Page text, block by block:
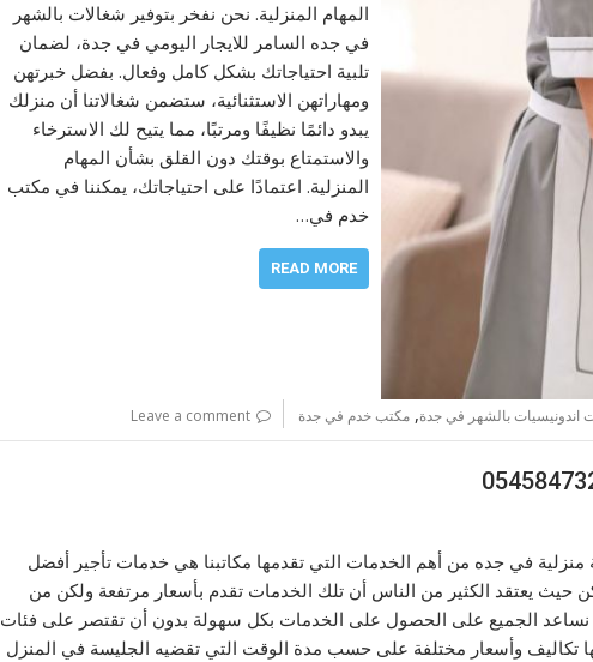
المهام المنزلية. نحن نفخر بتوفير شغالات بالشهر
في جده السامر للايجار اليومي في جدة، لضمان
تلبية احتياجاتك بشكل كامل وفعال. بفضل خبرتهن
ومهاراتهن الاستثنائية، ستضمن شغالاتنا أن منزلك
يبدو دائمًا نظيفًا ومرتبًا، مما يتيح لك الاسترخاء
والاستمتاع بوقتك دون القلق بشأن المهام
المنزلية. اعتمادًا على احتياجاتك، يمكننا في مكتب
خدم في…
READ MORE
اندونيسيات بالشهر في جدة, مكتب خدم في جدة Leave a comment
منزلية في جده من أهم الخدمات التي تقدمها مكاتبنا هي خدمات تأجير أفضل
يعتقد الكثير من الناس أن تلك الخدمات تقدم بأسعار مرتفعة ولكن من
نساعد الجميع على الحصول على الخدمات بكل سهولة بدون أن تقتصر على فئات
تكاليف وأسعار مختلفة على حسب مدة الوقت التي تقضيه الجليسة في المنزل